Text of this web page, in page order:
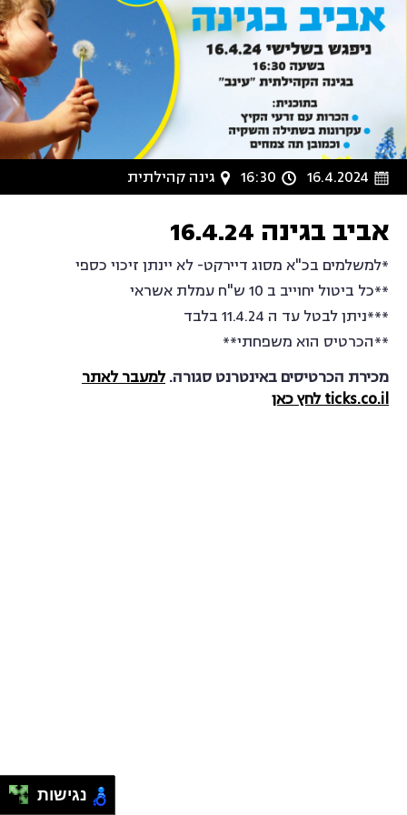
16.4.2024
16:30 גינה קהילתית
אביב בגינה 16.4.24
*למשלמים בכ"א מסוג דיירקט- לא יינתן זיכוי כספי
**כל ביטול יחוייב ב 10 ש"ח עמלת אשראי
***ניתן לבטל עד ה 11.4.24 בלבד
**הכרטיס הוא משפחתי**
מכירת הכרטיסים באינטרנט סגורה.למעבר לאתר
ticks.co.il לחץ כאן
נגישות